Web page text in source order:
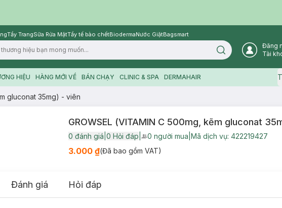
Tẩy TrangSữa Rửa MặtTẩy tế bào chếtBiodermaNước GiặtBagsmart
Search icon
Đăng
Tài
HIỆU HÀNG MỚI VỀ BÁN CHẠY CLINIC & SPA DERMAHAIR
gluconat 35mg) - viên
GROWSEL (VITAMIN C 500mg, kẽm gluconat
0 đánh giá 0 Hỏi đáp User Product Icon
0 người mua Mã dịch vụ: 422219427
3.000 ₫(Đã bao gồm VAT)
Đánh giá Hỏi đáp